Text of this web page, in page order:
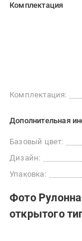
Комплектация
Комплектация:
Дополнительная
Базовый цвет:
Дизайн:
Упаковка:
Фото
открытого